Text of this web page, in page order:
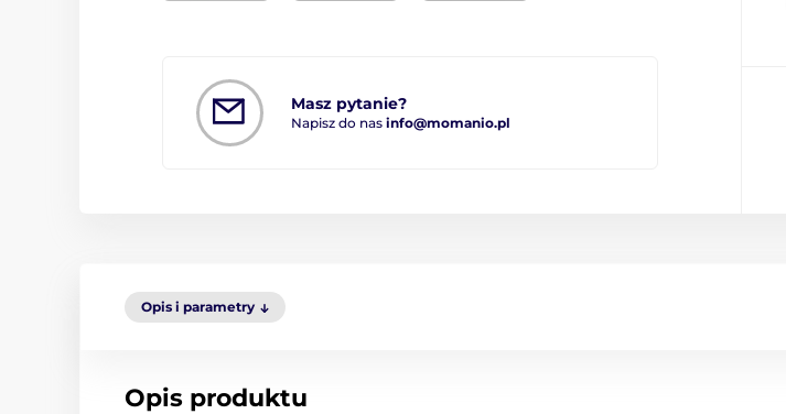
Masz pytanie?
Napisz do nas info@momanio.pl
Opis i parametry
Opis produktu